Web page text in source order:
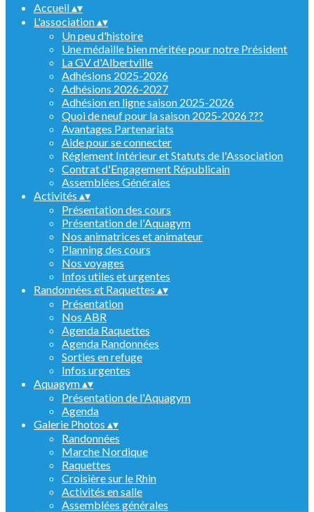
Accueil▴▾
L'association▴▾
Un peu d'histoire
Une médaille bien méritée pour notre Président
La GV d'Albertville
Adhésions 2025-2026
Adhésions 2026-2027
Adhésion en ligne saison 2025-2026
Quoi de neuf pour la saison 2025-2026 ???
Avantages Partenariats
Aide pour se connecter
Réglement Intérieur et Statuts de l'Association
Contrat d'Engagement Républicain
Assemblées Générales
Activités ▴▾
Présentation des cours
Présentation de l'Aquagym
Nos animatrices et animateur
Planning des cours
Nos voyages
Infos utiles et urgentes
Randonnées et Raquettes ▴▾
Présentation
Nos ABR
Agenda Raquettes
Agenda Randonnées
Sorties en refuge
Infos urgentes
Aquagym▴▾
Présentation de l'Aquagym
Agenda
Galerie Photos ▴▾
Randonnées
Marche Nordique
Raquettes
Croisière sur le Rhin
Activités en salle
Assemblées générales